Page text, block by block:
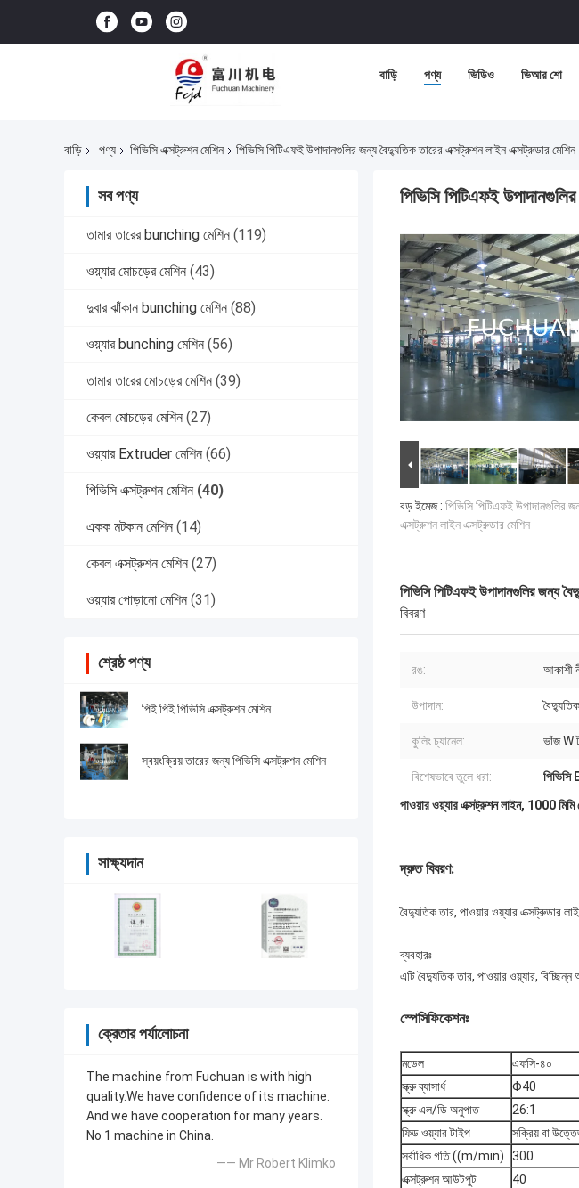
বাড়ি পণ্য ভিডিও ভিআর শো
বাড়ি পণ্য পিভিসি এক্সট্রুশন মেশিন পিভিসি পিটিএফই উপাদানগুলির জন্য বৈদ্যুতিক তারের এক্সট্রুশন লাইন এক্সট্রুডার মেশিন
সব পণ্য
তামার তারের bunching মেশিন (119)
ওয়্যার মোচড়ের মেশিন (43)
দুবার ঝাঁকান bunching মেশিন (88)
ওয়্যার bunching মেশিন (56)
তামার তারের মোচড়ের মেশিন (39)
কেবল মোচড়ের মেশিন (27)
ওয়্যার Extruder মেশিন (66)
পিভিসি এক্সট্রুশন মেশিন (40)
একক মটকান মেশিন (14)
কেবল এক্সট্রুশন মেশিন (27)
ওয়্যার পোড়ানো মেশিন (31)
শ্রেষ্ঠ পণ্য
পিই পিই পিভিসি এক্সট্রুশন মেশিন
স্বয়ংক্রিয় তারের জন্য পিভিসি এক্সট্রুশন মেশিন
সাক্ষ্যদান
ক্রেতার পর্যালোচনা
The machine from Fuchuan is with high
quality.We have confidence of its machine.
And we have cooperation for many years.
No 1 machine in China.
—— Mr Robert Klimko
পিভিসি পিটিএফই
বড় ইমেজ : পিভিসি পিটিএফই উপাদানগুলির
এক্সট্রুশন লাইন এক্সট্রুডার মেশিন
পিভিসি পিটিএফই উপাদানগুলির জন্য
বিবরণ
রঙ: আকাশী
উপাদান:
কুলিং চ্যানেল: ভাঁজ W
বিশেষভাবে তুলে ধরা:
পাওয়ার ওয়্যার এক্সট্রুশন লাইন, 1000 মিমি
দ্রুত বিবরণ:
বৈদ্যুতিক তার, পাওয়ার ওয়্যার এক্সট্রুডার
ব্যবহারঃ
এটি বৈদ্যুতিক তার, পাওয়ার ওয়্যার,
স্পেসিফিকেশনঃ
মডেল এফসি-৪০
স্ক্রু ব্যাসার্ধ
Φ40
স্ক্রু এল/ডি অনুপাত
26:1
ফিড ওয়্যার টাইপ
সক্রিয় বা
সর্বাধিক গতি ((m/min)
300
এক্সট্রুশন আউটপুট
40